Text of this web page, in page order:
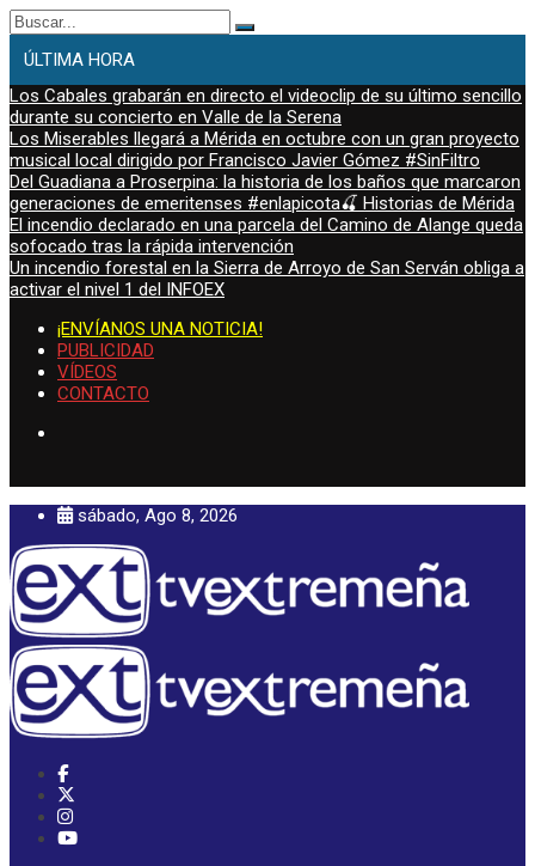
Buscar:
ÚLTIMA HORA
Los Cabales grabarán en directo el videoclip de su último sencillo
durante su concierto en Valle de la Serena
Los Miserables llegará a Mérida en octubre con un gran proyecto
musical local dirigido por Francisco Javier Gómez #SinFiltro
Del Guadiana a Proserpina: la historia de los baños que marcaron
generaciones de emeritenses #enlapicota🍒 Historias de Mérida
El incendio declarado en una parcela del Camino de Alange queda
sofocado tras la rápida intervención
Un incendio forestal en la Sierra de Arroyo de San Serván obliga a
activar el nivel 1 del INFOEX
¡ENVÍANOS UNA NOTICIA!
PUBLICIDAD
VÍDEOS
CONTACTO
sábado, Ago 8, 2026